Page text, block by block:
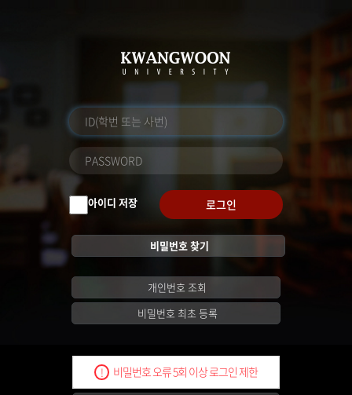
아이디 저장 로그인
비밀번호 찾기
개인번호 조회
비밀번호 최초 등록
! 비밀번호 오류 5회 이상 로그인 제한